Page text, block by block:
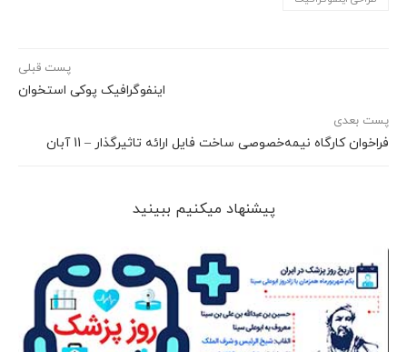
پست قبلی
اینفوگرافیک پوکی استخوان
پست بعدی
فراخوان کارگاه نیمه‌خصوصی ساخت فایل ارائه تاثیرگذار – 11 آبان
پیشنهاد می‎کنیم ببینید